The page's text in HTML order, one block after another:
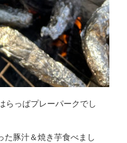
らっぱプレーパークでし
た豚汁＆焼き芋食べまし